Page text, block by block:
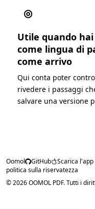
◎
Utile quando
come lingua di
come arrivo
Qui conta poter
rivedere i passaggi
salvare una versione
Oomol GitHub Scarica l'app
politica sulla riservatezza
© 2026 OOMOL PDF. Tutti i